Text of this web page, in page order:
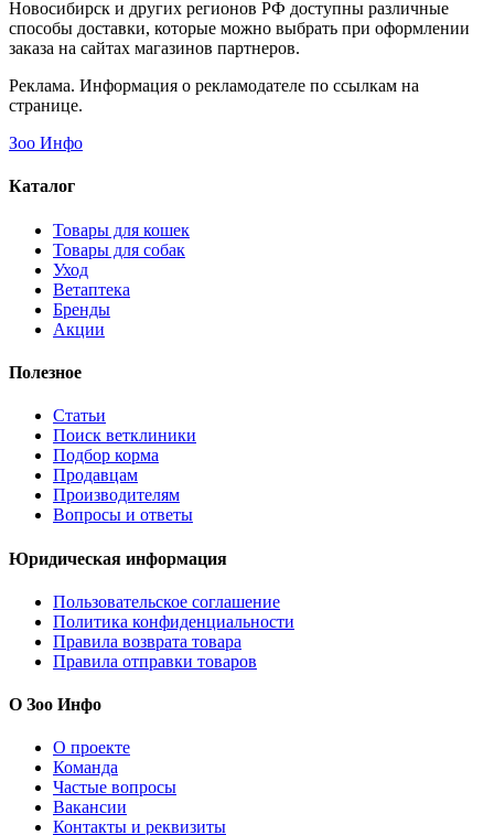
Новосибирск и других регионов РФ доступны различные
способы доставки, которые можно выбрать при оформлении
заказа на сайтах магазинов партнеров.
Реклама. Информация о рекламодателе по ссылкам на
странице.
Зоо Инфо
Каталог
Товары для кошек
Товары для собак
Уход
Ветаптека
Бренды
Акции
Полезное
Статьи
Поиск ветклиники
Подбор корма
Продавцам
Производителям
Вопросы и ответы
Юридическая информация
Пользовательское соглашение
Политика конфиденциальности
Правила возврата товара
Правила отправки товаров
О Зоо Инфо
О проекте
Команда
Частые вопросы
Вакансии
Контакты и реквизиты